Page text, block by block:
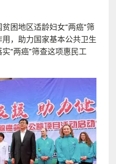
困地区适龄妇女“两癌”筛
，助力国家基本公共卫生
“两癌”筛查这项惠民工